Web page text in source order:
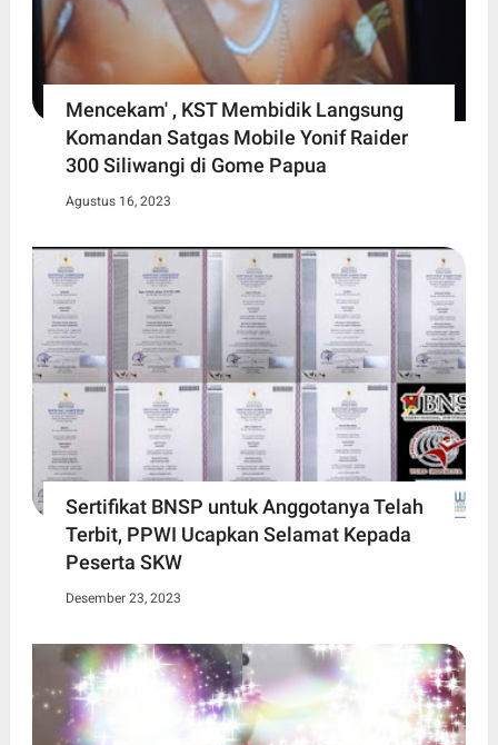
Mencekam' , KST Membidik Langsung
Komandan Satgas Mobile Yonif Raider
300 Siliwangi di Gome Papua
Agustus 16, 2023
Sertifikat BNSP untuk Anggotanya Telah
Terbit, PPWI Ucapkan Selamat Kepada
Peserta SKW
Desember 23, 2023